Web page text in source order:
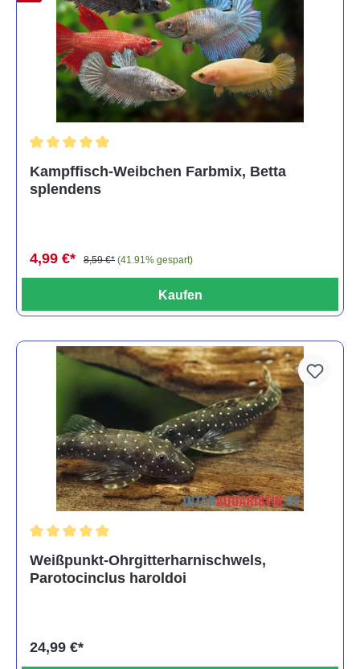
Kampffisch-Weibchen Farbmix, Betta
splendens
4,99 €* 8,59 €* (41.91% gespart)
Kaufen
Weißpunkt-Ohrgitterharnischwels,
Parotocinclus haroldoi
24,99 €*